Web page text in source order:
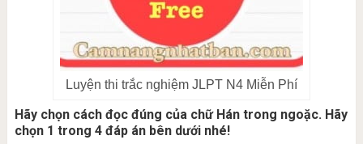
Luyện thi trắc nghiệm JLPT N4 Miễn Phí
Hãy chọn cách đọc đúng của chữ Hán trong ngoặc. Hãy
chọn 1 trong 4 đáp án bên dưới nhé!